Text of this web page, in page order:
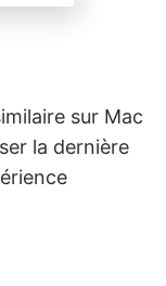
sur Mac
la dernière